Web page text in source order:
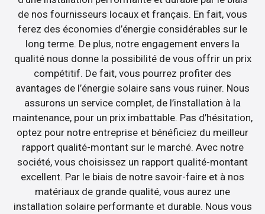
de nos fournisseurs locaux et français. En fait, vous
ferez des économies d’énergie considérables sur le
long terme. De plus, notre engagement envers la
qualité nous donne la possibilité de vous offrir un prix
compétitif. De fait, vous pourrez profiter des
avantages de l’énergie solaire sans vous ruiner. Nous
assurons un service complet, de l’installation à la
maintenance, pour un prix imbattable. Pas d’hésitation,
optez pour notre entreprise et bénéficiez du meilleur
rapport qualité-montant sur le marché. Avec notre
société, vous choisissez un rapport qualité-montant
excellent. Par le biais de notre savoir-faire et à nos
matériaux de grande qualité, vous aurez une
installation solaire performante et durable. Nous vous